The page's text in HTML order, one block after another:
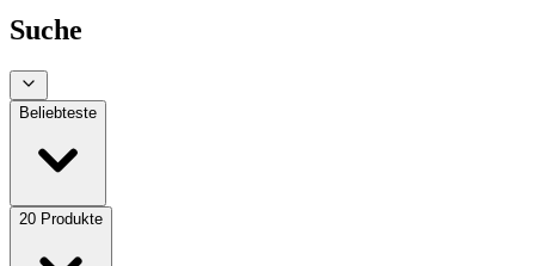
Suche
Beliebteste
20 Produkte